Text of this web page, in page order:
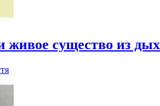
живое существо из